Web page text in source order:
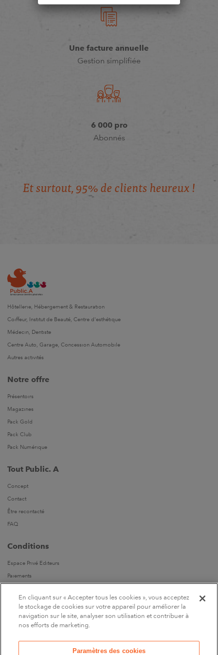
Une facture annuelle
Gestion simplifiée
6 000 pro
Abonnés
Et surtout, 95% de clients heureux !
Hôtellerie, Hébergement & Restauration
Coiffeur, Institut de Beauté, Centre d'esthétique
Médecin, Dentiste
Centre Auto, Garage, Concession Automobile
Autres activités
Notre offre
Présentoirs
Magazines
Pack Gold
Pack Club
Pack Numérique
Tout Public. A
Concept
Contact
Être recontacté
FAQ
Conditions
Espace Privé Editeurs
Paiements
Parrainages
Suivez-nous
En cliquant sur « Accepter tous les cookies », vous acceptez
le stockage de cookies sur votre appareil pour améliorer la
navigation sur le site, analyser son utilisation et contribuer à
nos efforts de marketing.
Paramètres des cookies